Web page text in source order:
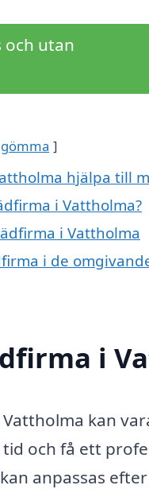
och utan
gömma
hjälpa till
i Vattholma?
i Vattholma
i de
i
kan
och få ett
anpassas